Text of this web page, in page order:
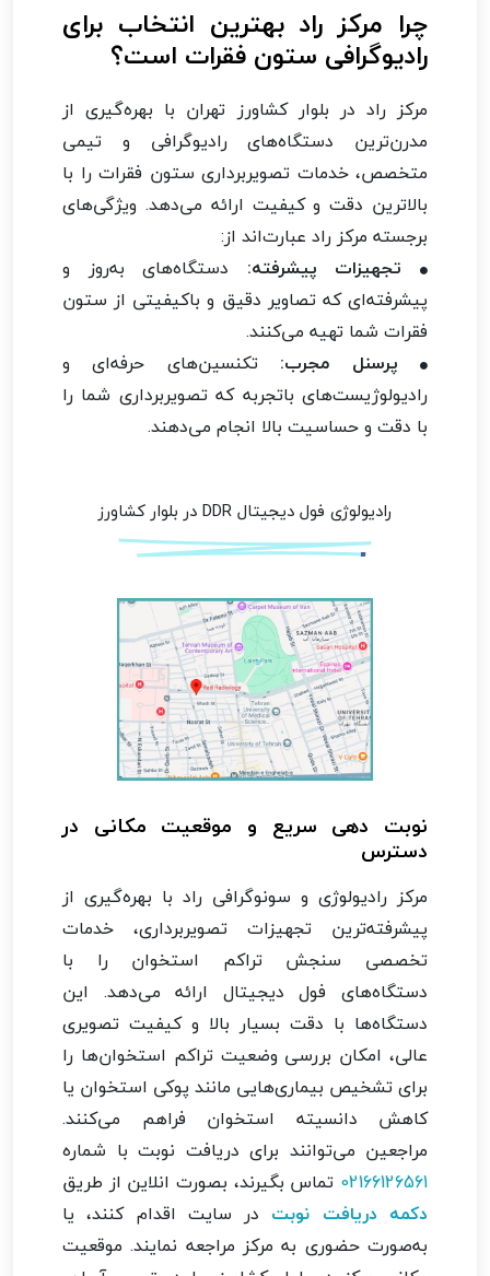
چرا مرکز راد بهترین انتخاب برای
رادیوگرافی ستون فقرات است؟
مرکز راد در بلوار کشاورز تهران با بهره‌گیری از
مدرن‌ترین دستگاه‌های رادیوگرافی و تیمی
متخصص، خدمات تصویربرداری ستون فقرات را با
بالاترین دقت و کیفیت ارائه می‌دهد. ویژگی‌های
برجسته مرکز راد عبارت‌اند از:
تجهیزات پیشرفته: دستگاه‌های به‌روز و
پیشرفته‌ای که تصاویر دقیق و باکیفیتی از ستون
فقرات شما تهیه می‌کنند.
پرسنل مجرب: تکنسین‌های حرفه‌ای و
رادیولوژیست‌های باتجربه که تصویربرداری شما را
با دقت و حساسیت بالا انجام می‌دهند.
رادیولوژی فول دیجیتال DDR در بلوار کشاورز
نوبت دهی سریع و موقعیت مکانی در
دسترس
مرکز رادیولوژی و سونوگرافی راد با بهره‌گیری از
پیشرفته‌ترین تجهیزات تصویربرداری، خدمات
تخصصی سنجش تراکم استخوان را با
دستگاه‌های فول دیجیتال ارائه می‌دهد. این
دستگاه‌ها با دقت بسیار بالا و کیفیت تصویری
عالی، امکان بررسی وضعیت تراکم استخوان‌ها را
برای تشخیص بیماری‌هایی مانند پوکی استخوان یا
کاهش دانسیته استخوان فراهم می‌کنند.
مراجعین می‌توانند برای دریافت نوبت با شماره
02166126561 تماس بگیرند، بصورت انلاین از طریق
دکمه دریافت نوبت در سایت اقدام کنند، یا
به‌صورت حضوری به مرکز مراجعه نمایند. موقعیت